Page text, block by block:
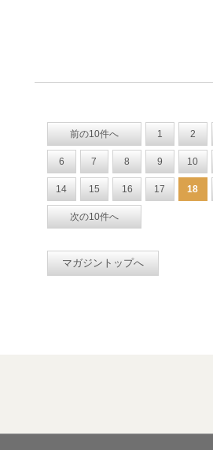
前の10件へ 1 2
6 7 8 9 10
14 15 16 17 18
次の10件へ
マガジントップへ